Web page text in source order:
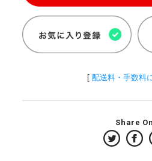
[ 配送料・手数料
Share On